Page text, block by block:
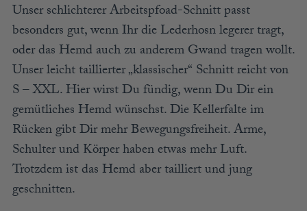
Unser schlichterer Arbeitspfoad-Schnitt passt
besonders gut, wenn Ihr die Lederhosn legerer tragt,
oder das Hemd auch zu anderem Gwand tragen wollt.
Unser leicht taillierter „klassischer“ Schnitt reicht von
S – XXL. Hier wirst Du fündig, wenn Du Dir ein
gemütliches Hemd wünschst. Die Kellerfalte im
Rücken gibt Dir mehr Bewegungsfreiheit. Arme,
Schulter und Körper haben etwas mehr Luft.
Trotzdem ist das Hemd aber tailliert und jung
geschnitten.